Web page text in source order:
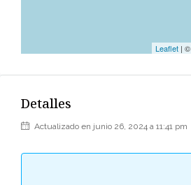
Leaflet | ©
Detalles
Actualizado en junio 26, 2024 a 11:41 pm